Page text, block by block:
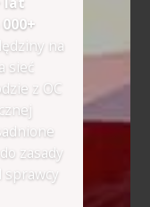
na
sieć
z OC
zasady
sprawcy